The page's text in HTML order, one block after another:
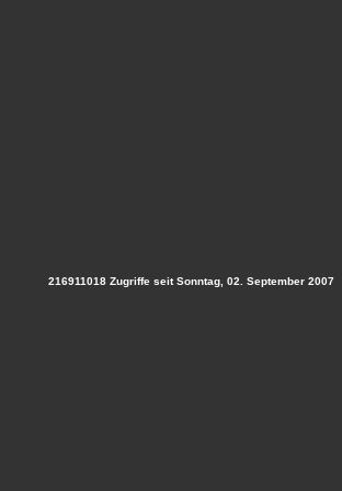
216911018 Zugriffe seit Sonntag, 02. September 2007